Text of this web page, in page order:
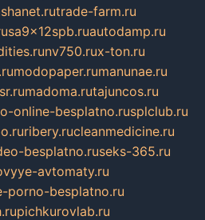
trade-farm.ru
autodamp.ru
nv750.rux-ton.ru
modopaper.rumanunae.ru
madoma.rutajuncos.ru
online-besplatno.rusplclub.ru
ribery.rucleanmedicine.ru
besplatno.ruseks-365.ru
avtomaty.ru
porno-besplatno.ru
pichkurovlab.ru